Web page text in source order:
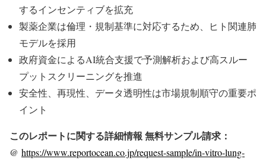
するインセンティブを拡充
製薬企業は倫理・規制基準に対応するため、ヒト関連肺
モデルを採用
政府資金によるAI統合支援で予測解析および高スルー
プットスクリーニングを推進
安全性、再現性、データ透明性は市場規制順守の重要ポ
イント
このレポートに関する詳細情報 無料サンプル請求：
@ https://www.reportocean.co.jp/request-sample/in-vitro-lung-